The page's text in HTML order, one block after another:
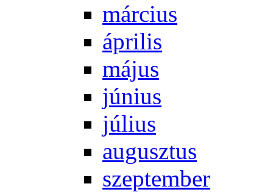
már­ci­us
áp­ri­lis
má­jus
jú­ni­us
jú­li­us
au­gusz­tus
szep­tem­ber